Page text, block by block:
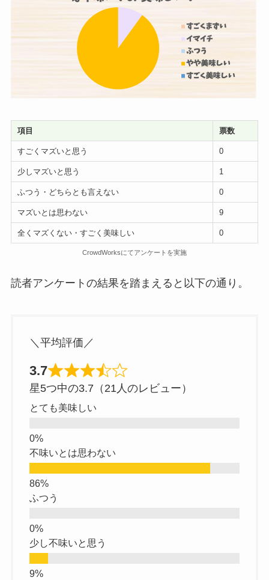
項目 票数
すごくマズいと思う 0
少しマズいと思う 1
ふつう・どちらとも言えない 0
マズいとは思わない 9
全くマズくない・すごく美味しい 0
CrowdWorksにてアンケートを実施
読者アンケートの結果を踏まえると以下の通り。
＼平均評価／
3.7
星5つ中の3.7（21人のレビュー）
とても美味しい
不味いとは思わない
ふつう
少し不味いと思う